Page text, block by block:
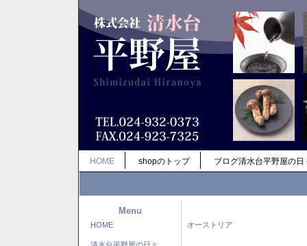
HOME shopのトップ ブログ清水台平野屋の日
Menu
HOME オーストリア